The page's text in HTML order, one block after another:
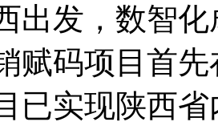
出发，数智
赋码项目首
已实现陕西